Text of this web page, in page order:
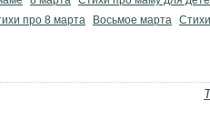
про 8 марта Восьмое марта